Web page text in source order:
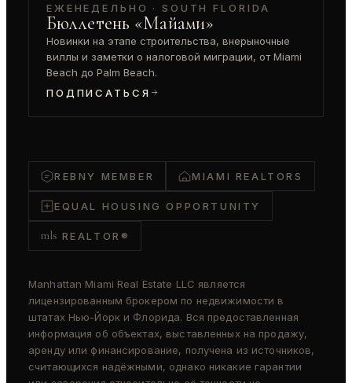
ЕЖЕНЕДЕЛЬНО · SOUTH FLORIDA
Бюллетень «Майами»
Новинки на этапе строительства, внерыночные
виллы и заметки о налоговой миграции, от Miami
Beach до Palm Beach.
ПОДПИСАТЬСЯ
REBNY MEMBER MIAMI REALTORS
EQUAL HOUSING OPPORTUNITY
mls REALTOR®
Manhattan Miami Real Estate LLC является
лицензированным брокером по недвижимости в
штатах Нью-Йорк и Флорида. Вся предоставленная
информация об объектах, выставленных на продажу,
аренду или финансирование, получена из источников,
считающихся надёжными, однако никакие гарантии